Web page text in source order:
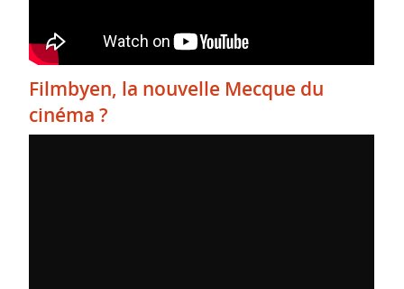
Filmbyen, la nouvelle Mecque du
cinéma ?